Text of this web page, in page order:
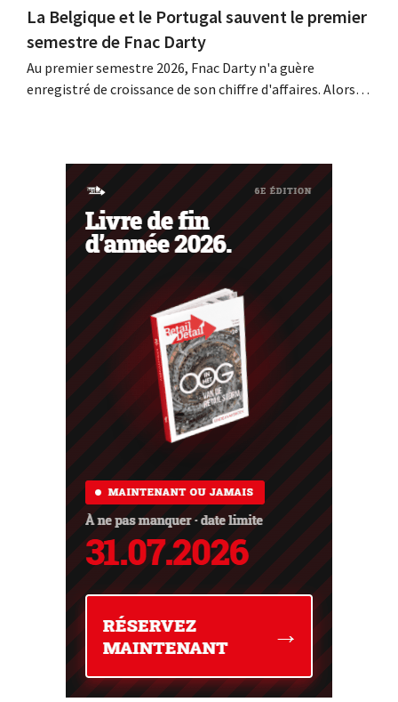
La Belgique et le Portugal sauvent le premier
semestre de Fnac Darty
Au premier semestre 2026, Fnac Darty n'a guère
enregistré de croissance de son chiffre d'affaires. Alors